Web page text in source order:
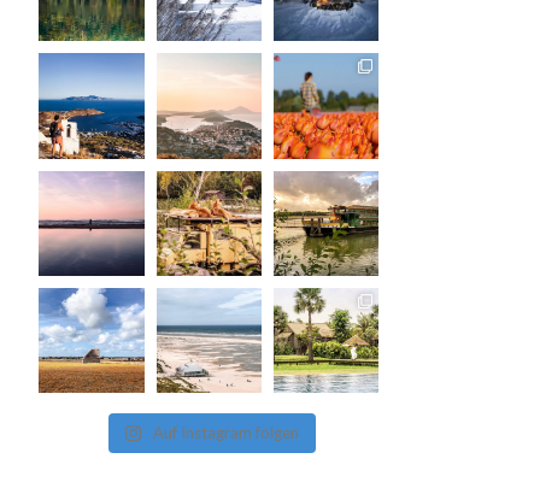
Auf Instagram folgen